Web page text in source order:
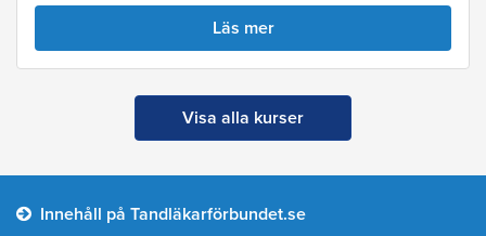
Läs mer
Visa alla kurser
Innehåll på Tandläkarförbundet.se